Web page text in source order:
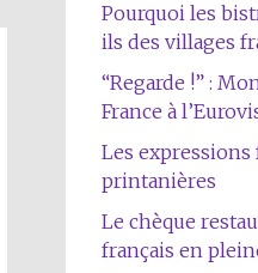
Pourquoi les
ils des villages
“Regarde !” :
France à
Les expressions
printanières
Le chèque
français en